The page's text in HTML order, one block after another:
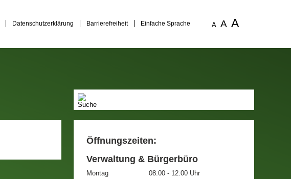
Datenschutzerklärung Barrierefreiheit Einfache Sprache A A A
Öffnungszeiten:
Verwaltung & Bürgerbüro
Montag
08.00 - 12.00 Uhr